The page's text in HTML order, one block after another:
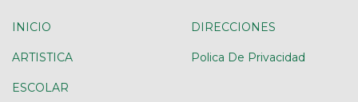
INICIO
ARTISTICA
ESCOLAR
DIRECCIONES
Polica De Privacidad